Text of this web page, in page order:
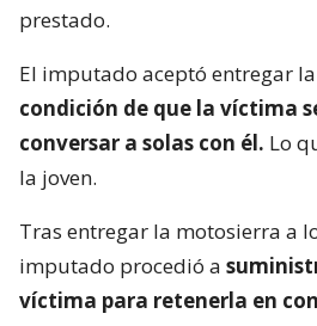
prestado.
El imputado aceptó entregar la
condición de que la víctima
conversar a solas con él. Lo
la joven.
Tras entregar la motosierra a
imputado procedió a
víctima para retenerla en